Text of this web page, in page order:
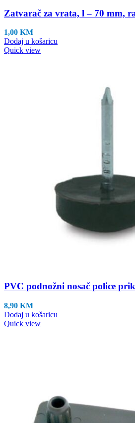
Zatvarač za vrata, l – 70 mm,
1,00 KM
Dodaj u košaricu
Quick view
PVC podnožni nosač police
8,90 KM
Dodaj u košaricu
Quick view